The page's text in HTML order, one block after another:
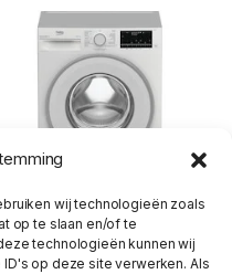
wij technologieën zoals
op te slaan en/of te
technologieën kunnen wij
op deze site verwerken. Als
€ 749.00